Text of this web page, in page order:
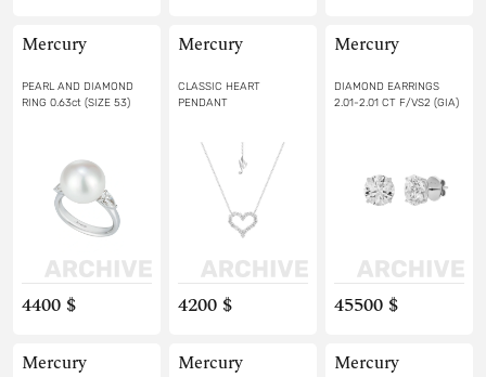
Mercury
PEARL AND DIAMOND
RING 0.63ct (SIZE 53)
4400 $
Mercury
CLASSIC HEART
PENDANT
4200 $
Mercury
DIAMOND EARRINGS
2.01-2.01 CT F/VS2 (GIA)
45500 $
Mercury Mercury Mercury